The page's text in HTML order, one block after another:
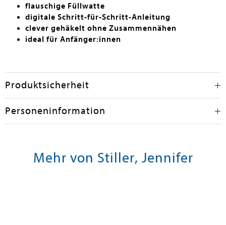
flauschige Füllwatte
digitale Schritt-für-Schritt-Anleitung
clever gehäkelt ohne Zusammennähen
ideal für Anfänger:innen
Produktsicherheit
Personeninformation
Mehr von Stiller, Jennifer